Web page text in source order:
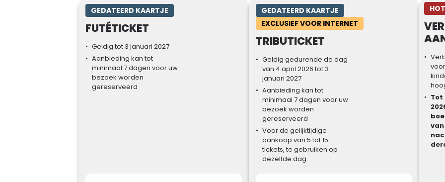
GEDATEERD KAARTJE
FUTÉTICKET
Geldig tot 3 januari 2027
Aanbieding kan tot
minimaal 7 dagen voor uw
bezoek worden
gereserveerd
GEDATEERD KAARTJE
EXCLUSIEF VOOR INTERNET
TRIBUTICKET
Geldig gedurende de dag
van 4 april 2026 tot 3
januari 2027
Aanbieding kan tot
minimaal 7 dagen voor uw
bezoek worden
gereserveerd
Voor de gelijktijdige
aankoop van 5 tot 15
tickets, te gebruiken op
dezelfde dag.
Tot
van